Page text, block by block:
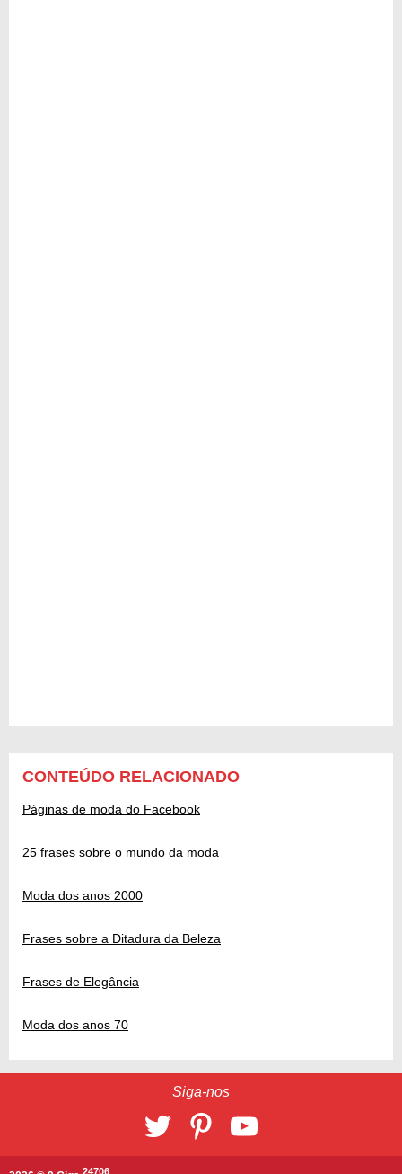
CONTEÚDO RELACIONADO
Páginas de moda do Facebook
25 frases sobre o mundo da moda
Moda dos anos 2000
Frases sobre a Ditadura da Beleza
Frases de Elegância
Moda dos anos 70
Siga-nos
24706